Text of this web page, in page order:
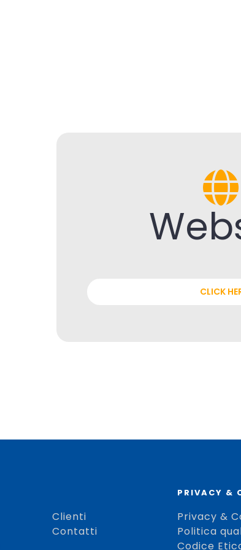
CLICK
Clienti
Contatti
PRIVACY &
Privacy &
Politica
Codice